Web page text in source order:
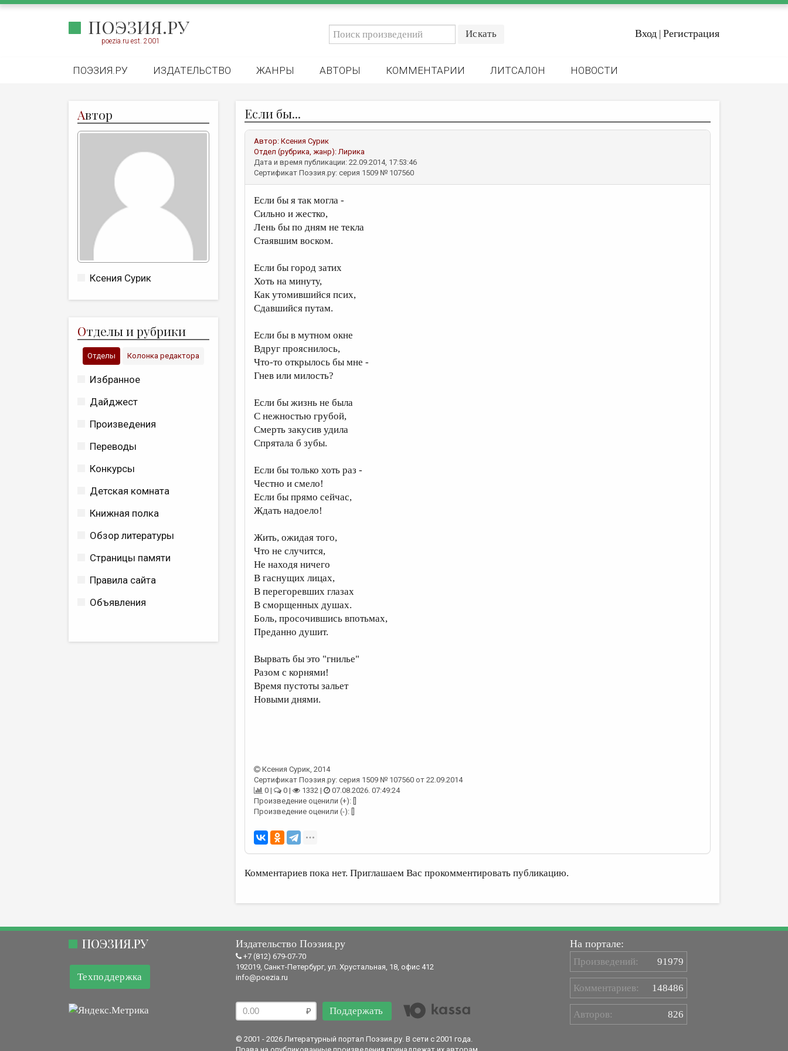
ПОЭЗИЯ.РУ
poezia.ru est. 2001
Вход | Регистрация
ПОЭЗИЯ.РУ ИЗДАТЕЛЬСТВО ЖАНРЫ АВТОРЫ КОММЕНТАРИИ ЛИТСАЛОН НОВОСТИ
Автор
Ксения Сурик
Отделы и рубрики
Отделы Колонка редактора
Избранное
Дайджест
Произведения
Переводы
Конкурсы
Детская комната
Книжная полка
Обзор литературы
Страницы памяти
Правила сайта
Объявления
Если бы...
Автор: Ксения Сурик
Отдел (рубрика, жанр):Лирика
Дата и время публикации: 22.09.2014, 17:53:46
Сертификат Поэзия.ру: серия 1509 № 107560
Если бы я так могла -
Сильно и жестко,
Лень бы по дням не текла
Стаявшим воском.
Если бы город затих
Хоть на минуту,
Как утомившийся псих,
Сдавшийся путам.
Если бы в мутном окне
Вдруг прояснилось,
Что-то открылось бы мне -
Гнев или милость?
Если бы жизнь не была
С нежностью грубой,
Смерть закусив удила
Спрятала б зубы.
Если бы только хоть раз -
Честно и смело!
Если бы прямо сейчас,
Ждать надоело!
Жить, ожидая того,
Что не случится,
Не находя ничего
В гаснущих лицах,
В перегоревших глазах
В сморщенных душах.
Боль, просочившись впотьмах,
Преданно душит.
Вырвать бы это "гнилье"
Разом с корнями!
Время пустоты зальет
Новыми днями.
Ксения Сурик, 2014
Сертификат Поэзия.ру: серия 1509 № 107560 от 22.09.2014
0 |
0 | 1332 |
07.08.2026. 07:49:24
Произведение оценили (+): []
Произведение оценили (-): []
Комментариев пока нет. Приглашаем Вас прокомментировать публикацию.
ПОЭЗИЯ.РУ
Техподдержка
Издательство Поэзия.ру
+7 (812) 679-07-70
192019, Санкт-Петербург, ул. Хрустальная, 18, офис 412
info@poezia.ru
Поддержать
© 2001 - 2026 Литературный портал Поэзия.ру. В сети с 2001 года.
На портале:
Произведений: 91979
Комментариев: 148486
Авторов: 826